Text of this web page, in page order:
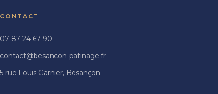
CONTACT
07 87 24 67 90
contact@besancon-patinage.fr
5 rue Louis Garnier, Besançon